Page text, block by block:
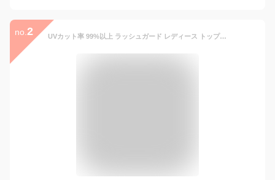
no. 2 UVカット率 99%以上 ラッシュガード レディース トップス 長袖 体型カバー ラッシュパーカー UPF50+ 接触冷感 急速冷感 羽織 ペプラム フリル ジップアップ 前開き 洋服見え フーディー ラグランスリーブ フード付き 袖口ゴム 黒 白 夏 海 ママ